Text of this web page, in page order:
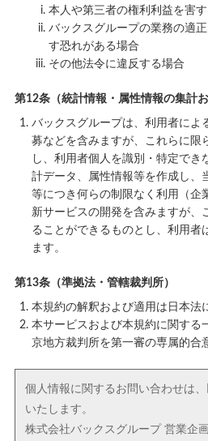
本人や第三者の権利利益を害
バックスグループの業務の適
す恐れがある場合
その他法令に違反する場合
第12条（統計情報・属性情報の集計お
バックスグループは、利用者によ
募などを含みますが、これらに限
し、利用者個人を識別・特定でき
計データ、属性情報等を作成し、
等につき何らの制限なく利用（企
新サービスの開発を含みますが、
ることができるものとし、利用者
ます。
第13条（準拠法・管轄裁判所）
本規約の解釈および適用は日本法
本サービスおよび本規約に関する
京地方裁判所を第一審の専属的合
個人情報に関するお問い合わせは
いたします。
株式会社バックスグループ 営業企